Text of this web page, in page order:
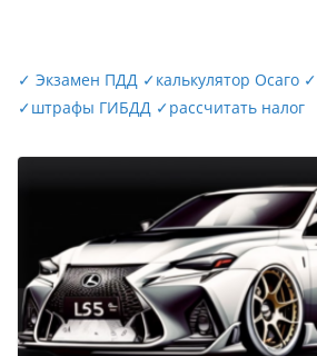
✓ Экзамен ПДД ✓калькулятор Осаго ✓
✓штрафы ГИБДД ✓рассчитать налог